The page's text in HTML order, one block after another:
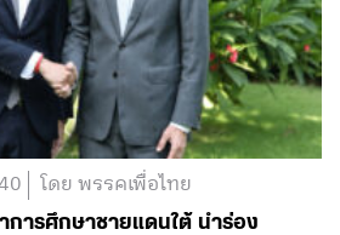
โดย พรรคเพื่อไทย
การศึกษาชายแดนใต้ นำร่อง